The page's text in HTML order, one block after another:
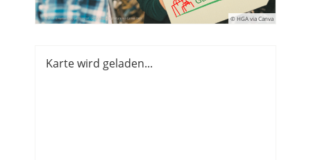
© HGA via Canva
Karte wird geladen...